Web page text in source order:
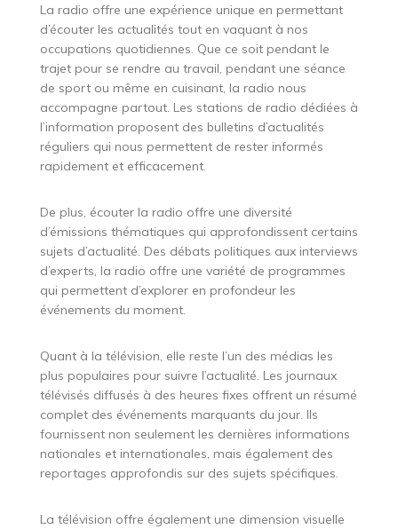
La radio offre une expérience unique en permettant
d’écouter les actualités tout en vaquant à nos
occupations quotidiennes. Que ce soit pendant le
trajet pour se rendre au travail, pendant une séance
de sport ou même en cuisinant, la radio nous
accompagne partout. Les stations de radio dédiées à
l’information proposent des bulletins d’actualités
réguliers qui nous permettent de rester informés
rapidement et efficacement.
De plus, écouter la radio offre une diversité
d’émissions thématiques qui approfondissent certains
sujets d’actualité. Des débats politiques aux interviews
d’experts, la radio offre une variété de programmes
qui permettent d’explorer en profondeur les
événements du moment.
Quant à la télévision, elle reste l’un des médias les
plus populaires pour suivre l’actualité. Les journaux
télévisés diffusés à des heures fixes offrent un résumé
complet des événements marquants du jour. Ils
fournissent non seulement les dernières informations
nationales et internationales, mais également des
reportages approfondis sur des sujets spécifiques.
La télévision offre également une dimension visuelle